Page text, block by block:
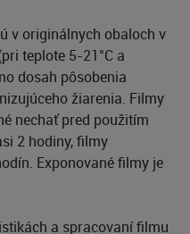
v originálnych obaloch v
teplote 5-21°C a
dosah pôsobenia
žiarenia. Filmy
nechať pred použitím
2 hodiny, filmy
Exponované filmy je
a spracovaní filmu